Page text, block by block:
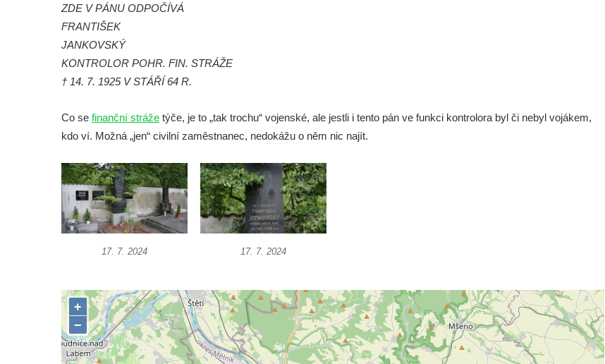
Hrob Ladislava Vichra na hřbitově ve
Velešíně
Hrob Františka Bürgera na hřbitově ve
Velešíně
Hrob Jana Františka Zítka na hřbitově ve
Velešíně
Hrob Josefa Novotného na hřbitově ve
Velešíně
Hrob Jana Křtitele Mikyšky na hřbitově ve
Velešíně
Velešíně
Hrob rodiny Hamerníkovy na hřbitově ve
Velešíně
Hrob rodiny Kohoutovy na hřbitově ve
ZDE V PÁNU ODPOČÍVÁ
FRANTIŠEK
JANKOVSKÝ
KONTROLOR POHR. FIN. STRÁŽE
† 14. 7. 1925 V STÁŘÍ 64 R.
Co se finanční stráže týče, je to „tak trochu“ vojenské, ale jestli i tento pán ve funkci kontrolora byl či nebyl vojákem,
kdo ví. Možná „jen“ civilní zaměstnanec, nedokážu o něm nic najít.
17. 7. 2024 17. 7. 2024